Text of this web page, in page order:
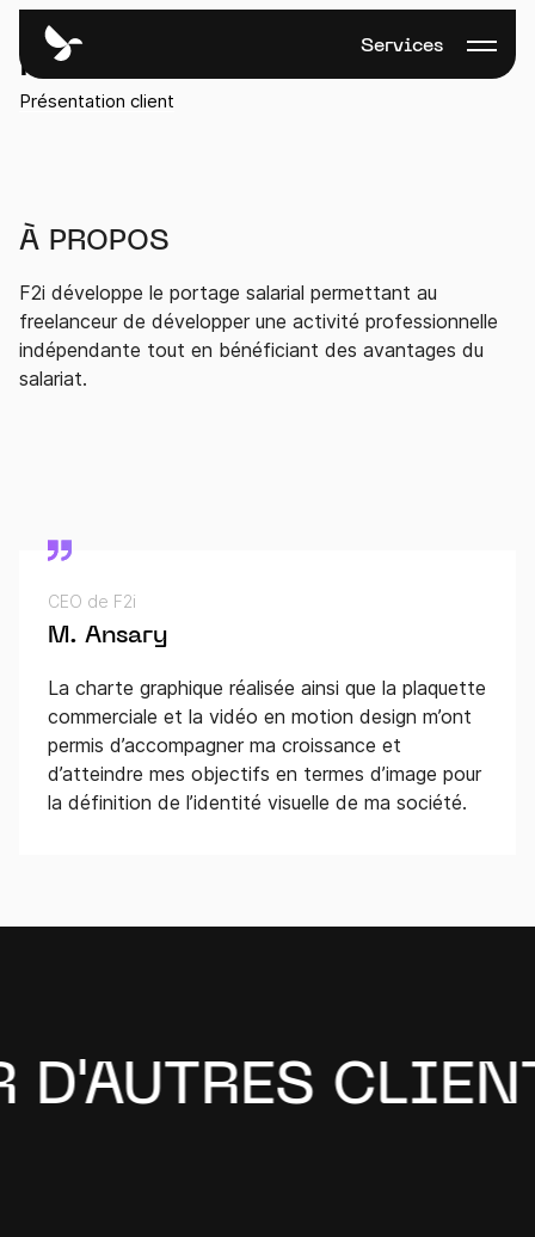
Services
F2I
Présentation client
À PROPOS
F2i développe le portage salarial permettant au
freelanceur de développer une activité professionnelle
indépendante tout en bénéficiant des avantages du
salariat.
CEO de F2i
M. Ansary
La charte graphique réalisée ainsi que la plaquette
commerciale et la vidéo en motion design m’ont
permis d’accompagner ma croissance et
d’atteindre mes objectifs en termes d’image pour
la définition de l’identité visuelle de ma société.